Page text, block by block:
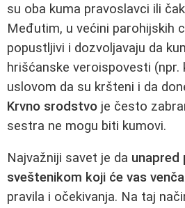
su oba kuma pravoslavci ili
Međutim, u većini parohijskih
popustljivi i dozvoljavaju da
hrišćanske veroispovesti (npr.
uslovom da su kršteni i da
Krvno srodstvo je često
sestra ne mogu biti kumovi.
Najvažniji savet je da unapred
sveštenikom koji će vas
pravila i očekivanja. Na taj